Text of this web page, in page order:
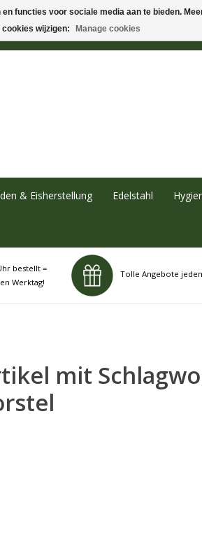
& Eisherstellung Edelstahl
bestellt =
Werktag!
Tolle Angebote
mit
functies voor sociale media aan te bieden.
cookies wijzigen:
Manage cookies